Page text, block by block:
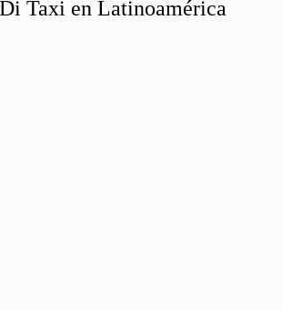
Taxi en Latinoamérica